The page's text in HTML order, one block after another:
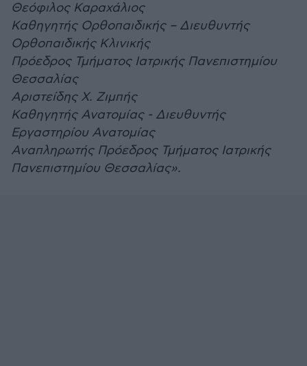
Θεόφιλος Καραχάλιος
Καθηγητής Ορθοπαιδικής – Διευθυντής
Ορθοπαιδικής Κλινικής
Πρόεδρος Τμήματος Ιατρικής Πανεπιστημίου
Θεσσαλίας
Αριστείδης Χ. Ζιμπής
Καθηγητής Ανατομίας - Διευθυντής
Εργαστηρίου Ανατομίας
Αναπληρωτής Πρόεδρος Τμήματος Ιατρικής
Πανεπιστημίου Θεσσαλίας».